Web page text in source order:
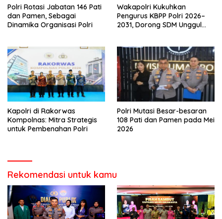
Polri Rotasi Jabatan 146 Pati
dan Pamen, Sebagai
Dinamika Organisasi Polri
Wakapolri Kukuhkan
Pengurus KBPP Polri 2026–
2031, Dorong SDM Unggul
Kapolri di Rakorwas
Kompolnas: Mitra Strategis
untuk Pembenahan Polri
Polri Mutasi Besar-besaran
108 Pati dan Pamen pada Mei
2026
Rekomendasi untuk kamu